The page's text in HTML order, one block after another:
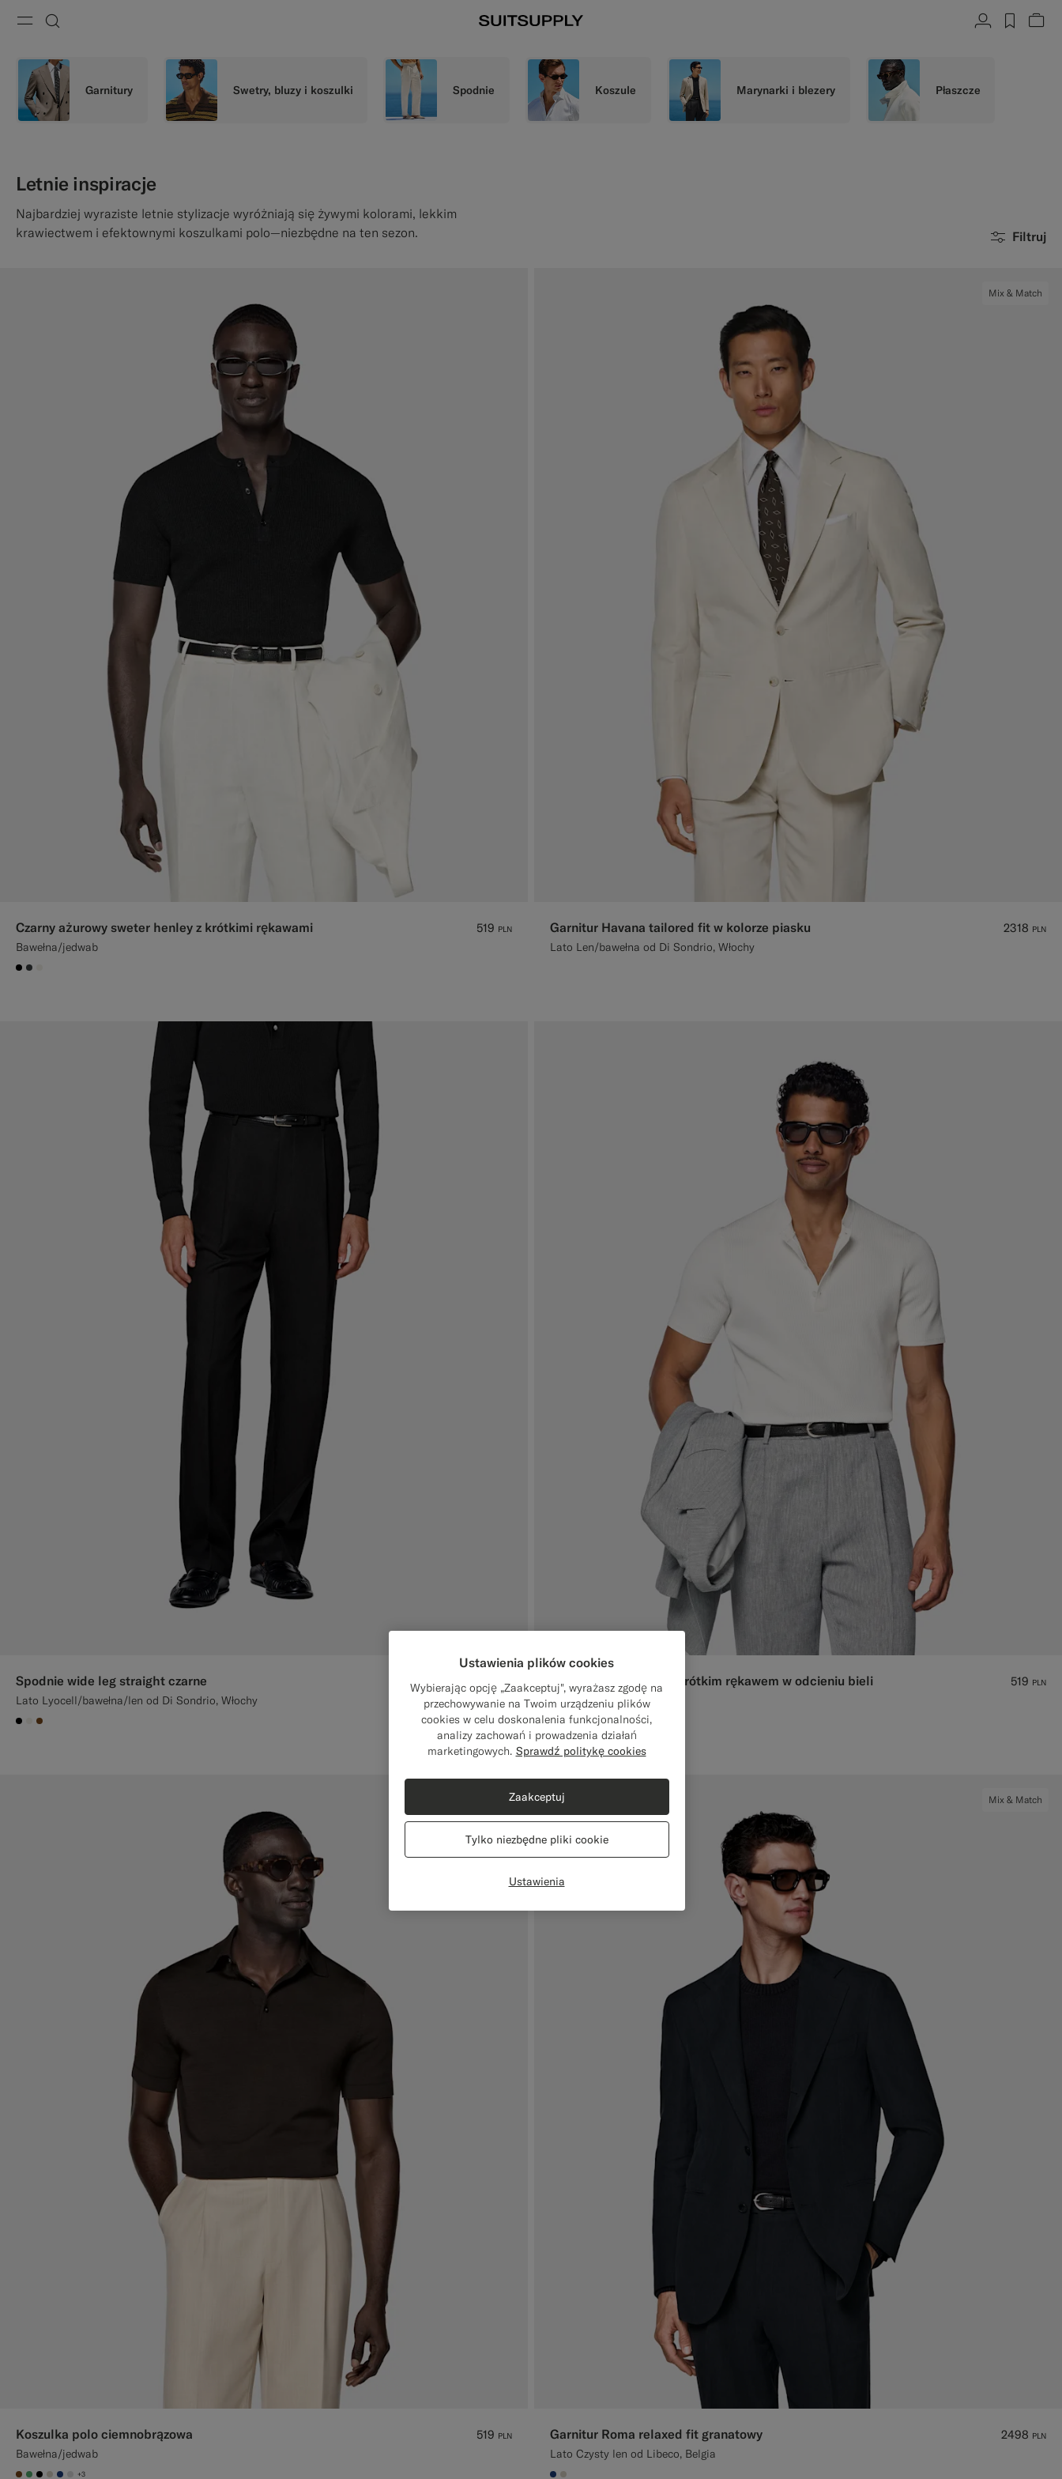
Garnitury Swetry, bluzy i koszulki Spodnie Koszule Marynarki i blezery Płaszcze
Letnie inspiracje
Najbardziej wyraziste letnie stylizacje wyróżniają się żywymi kolorami, lekkim
krawiectwem i efektownymi koszulkami polo—niezbędne na ten sezon.
Filtruj
Czarny ażurowy sweter henley z krótkimi rękawami
Bawełna/jedwab
519 PLN
#000000
#3d4043
Mix & Match
Garnitur Havana tailored fit w kolorze piasku
Lato Len/bawełna od Di Sondrio, Włochy
2318 PLN
Spodnie wide leg straight czarne
Lato Lyocell/bawełna/len od Di Sondrio, Włochy
729 PLN
#000000
#F1EFE8
#76471B
Prążkowany Henley z krótkim rękawem w odcieniu bieli
Bawełna/jedwab
519 PLN
#F1EFE8
#000000
#3d4043
Koszulka polo ciemnobrązowa
Bawełna/jedwab
519 PLN
+3
Mix & Match
Garnitur Roma relaxed fit granatowy
Lato Czysty len od Libeco, Belgia
2498 PLN
Ustawienia plików cookies
Wybierając opcję „Zaakceptuj", wyrażasz zgodę na
przechowywanie na Twoim urządzeniu plików
cookies w celu doskonalenia funkcjonalności,
analizy zachowań i prowadzenia działań
marketingowych. Sprawdź politykę cookies
Ustawienia
Tylko niezbędne pliki cookie
Zaakceptuj